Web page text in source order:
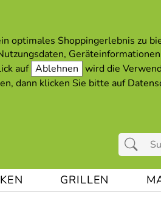
optimales Shoppingerlebnis zu
auf Ablehnen wird die
dann klicken Sie bitte auf
GRILLEN